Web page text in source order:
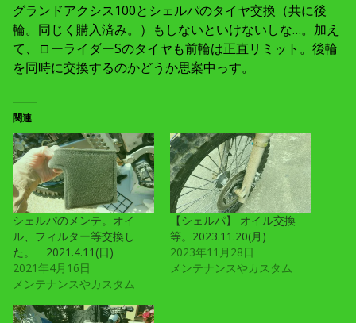
グランドアクシス100とシェルパのタイヤ交換（共に後
輪。同じく購入済み。）もしないといけないしな…。加え
て、ローライダーSのタイヤも前輪は正直リミット。後輪
を同時に交換するのかどうか思案中っす。
関連
シェルパのメンテ。オイ
ル、フィルター等交換し
た。 2021.4.11(日)
2021年4月16日
メンテナンスやカスタム
【シェルパ】 オイル交換
等。2023.11.20(月)
2023年11月28日
メンテナンスやカスタム